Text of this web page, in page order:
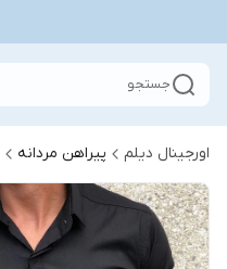
جستجو
اورجینال دیلم پیراهن مردانه